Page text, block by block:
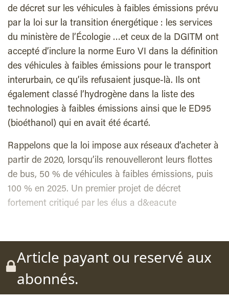
de décret sur les véhicules à faibles émissions prévu
par la loi sur la transition énergétique : les services
du ministère de l’Écologie …et ceux de la DGITM ont
accepté d’inclure la norme Euro VI dans la définition
des véhicules à faibles émissions pour le transport
interurbain, ce qu’ils refusaient jusque-là. Ils ont
également classé l’hydrogène dans la liste des
technologies à faibles émissions ainsi que le ED95
(bioéthanol) qui en avait été écarté.
Rappelons que la loi impose aux réseaux d’acheter à
partir de 2020, lorsqu’ils renouvelleront leurs flottes
de bus, 50 % de véhicules à faibles émissions, puis
100 % en 2025. Un premier projet de décret
fortement critiqué par les élus a d&eacute
Article payant ou reservé aux
abonnés.